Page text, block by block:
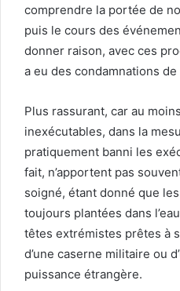
comprendre la portée de
puis le cours des
donner raison, avec ces
a eu des condamnations
Plus rassurant, car au
inexécutables, dans la
pratiquement banni les
fait, n’apportent pas
soigné, étant donné que
toujours plantées dans
têtes extrémistes prêtes à
d’une caserne militaire ou
puissance étrangère.